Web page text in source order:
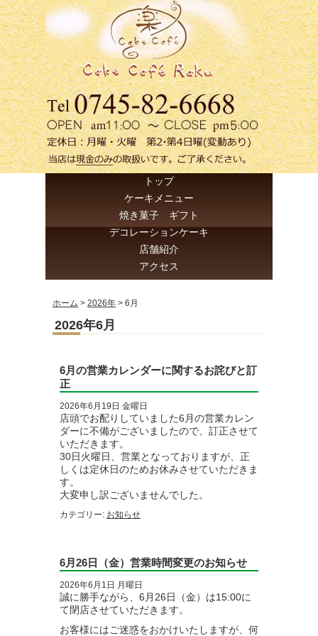
トップ
ケーキメニュー
焼き菓子 ギフト
デコレーションケーキ
店舗紹介
アクセス
ホーム > 2026年 > 6月
2026年6月
6月の営業カレンダーに関するお詫びと訂
正
2026年6月19日 金曜日
店頭でお配りしていました6月の営業カレン
ダーに不備がございましたので、訂正させて
いただきます。
30日火曜日、営業となっておりますが、正
しくは定休日のためお休みさせていただきま
す。
大変申し訳ございませんでした。
カテゴリー: お知らせ
6月26日（金）営業時間変更のお知らせ
2026年6月1日 月曜日
誠に勝手ながら、6月26日（金）は15:00に
て閉店させていただきます。
お客様にはご迷惑をおかけいたしますが、何